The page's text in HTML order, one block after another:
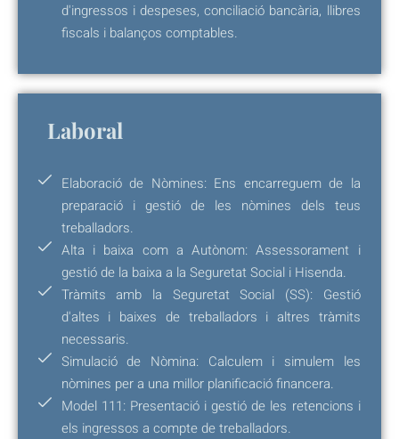
d'ingressos i despeses, conciliació bancària, llibres
fiscals i balanços comptables.
Laboral
Elaboració de Nòmines: Ens encarreguem de la
preparació i gestió de les nòmines dels teus
treballadors.
Alta i baixa com a Autònom: Assessorament i
gestió de la baixa a la Seguretat Social i Hisenda.
Tràmits amb la Seguretat Social (SS): Gestió
d'altes i baixes de treballadors i altres tràmits
necessaris.
Simulació de Nòmina: Calculem i simulem les
nòmines per a una millor planificació financera.
Model 111: Presentació i gestió de les retencions i
els ingressos a compte de treballadors.